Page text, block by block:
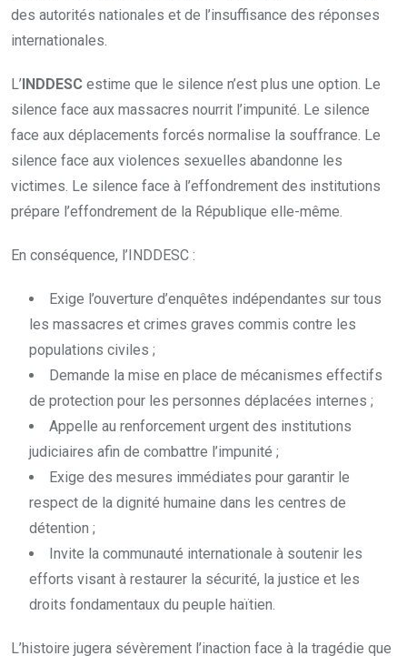
des autorités nationales et de l’insuffisance des réponses
internationales.
L’INDDESC estime que le silence n’est plus une option. Le
silence face aux massacres nourrit l’impunité. Le silence
face aux déplacements forcés normalise la souffrance. Le
silence face aux violences sexuelles abandonne les
victimes. Le silence face à l’effondrement des institutions
prépare l’effondrement de la République elle-même.
En conséquence, l’INDDESC :
Exige l’ouverture d’enquêtes indépendantes sur tous
les massacres et crimes graves commis contre les
populations civiles ;
Demande la mise en place de mécanismes effectifs
de protection pour les personnes déplacées internes ;
Appelle au renforcement urgent des institutions
judiciaires afin de combattre l’impunité ;
Exige des mesures immédiates pour garantir le
respect de la dignité humaine dans les centres de
détention ;
Invite la communauté internationale à soutenir les
efforts visant à restaurer la sécurité, la justice et les
droits fondamentaux du peuple haïtien.
L’histoire jugera sévèrement l’inaction face à la tragédie que